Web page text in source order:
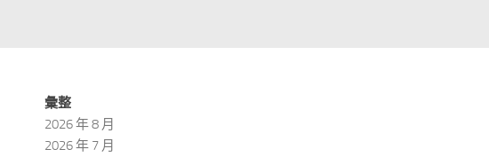
彙整
2026 年 8 月
2026 年 7 月